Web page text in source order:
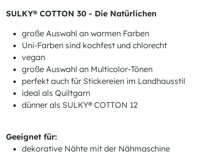
SULKY® COTTON 30 - Die Natürlichen
große Auswahl an warmen Farben
Uni-Farben sind kochfest und chlorecht
vegan
große Auswahl an Multicolor-Tönen
perfekt auch für Stickereien im Landhausstil
ideal als Quiltgarn
dünner als SULKY® COTTON 12
Geeignet für:
dekorative Nähte mit der Nähmaschine